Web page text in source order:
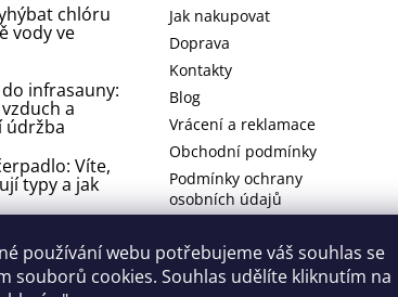
používání webu potřebujeme váš souhlas se
souborů cookies. Souhlas udělíte kliknutím na
chlóru
vody ve
infrasauny:
a
údržba
Víte,
typy a jak
nebo
jak se jí
odstranit ji?
Jak nakupovat
Doprava
Kontakty
Blog
Vrácení a reklamace
Obchodní podmínky
Podmínky ochrany
osobních údajů